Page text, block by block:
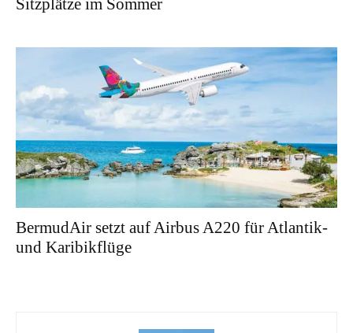
Sitzplätze im Sommer
BermudAir setzt auf Airbus A220 für Atlantik-
und Karibikflüge